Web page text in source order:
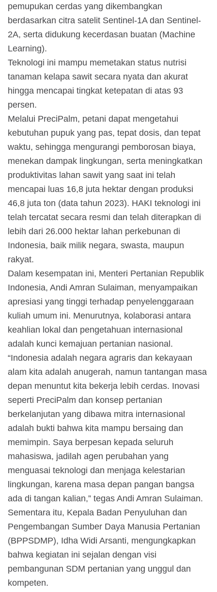
pemupukan cerdas yang dikembangkan
berdasarkan citra satelit Sentinel-1A dan Sentinel-
2A, serta didukung kecerdasan buatan (Machine
Learning).
Teknologi ini mampu memetakan status nutrisi
tanaman kelapa sawit secara nyata dan akurat
hingga mencapai tingkat ketepatan di atas 93
persen.
Melalui PreciPalm, petani dapat mengetahui
kebutuhan pupuk yang pas, tepat dosis, dan tepat
waktu, sehingga mengurangi pemborosan biaya,
menekan dampak lingkungan, serta meningkatkan
produktivitas lahan sawit yang saat ini telah
mencapai luas 16,8 juta hektar dengan produksi
46,8 juta ton (data tahun 2023). HAKI teknologi ini
telah tercatat secara resmi dan telah diterapkan di
lebih dari 26.000 hektar lahan perkebunan di
Indonesia, baik milik negara, swasta, maupun
rakyat.
Dalam kesempatan ini, Menteri Pertanian Republik
Indonesia, Andi Amran Sulaiman, menyampaikan
apresiasi yang tinggi terhadap penyelenggaraan
kuliah umum ini. Menurutnya, kolaborasi antara
keahlian lokal dan pengetahuan internasional
adalah kunci kemajuan pertanian nasional.
“Indonesia adalah negara agraris dan kekayaan
alam kita adalah anugerah, namun tantangan masa
depan menuntut kita bekerja lebih cerdas. Inovasi
seperti PreciPalm dan konsep pertanian
berkelanjutan yang dibawa mitra internasional
adalah bukti bahwa kita mampu bersaing dan
memimpin. Saya berpesan kepada seluruh
mahasiswa, jadilah agen perubahan yang
menguasai teknologi dan menjaga kelestarian
lingkungan, karena masa depan pangan bangsa
ada di tangan kalian,” tegas Andi Amran Sulaiman.
Sementara itu, Kepala Badan Penyuluhan dan
Pengembangan Sumber Daya Manusia Pertanian
(BPPSDMP), Idha Widi Arsanti, mengungkapkan
bahwa kegiatan ini sejalan dengan visi
pembangunan SDM pertanian yang unggul dan
kompeten.